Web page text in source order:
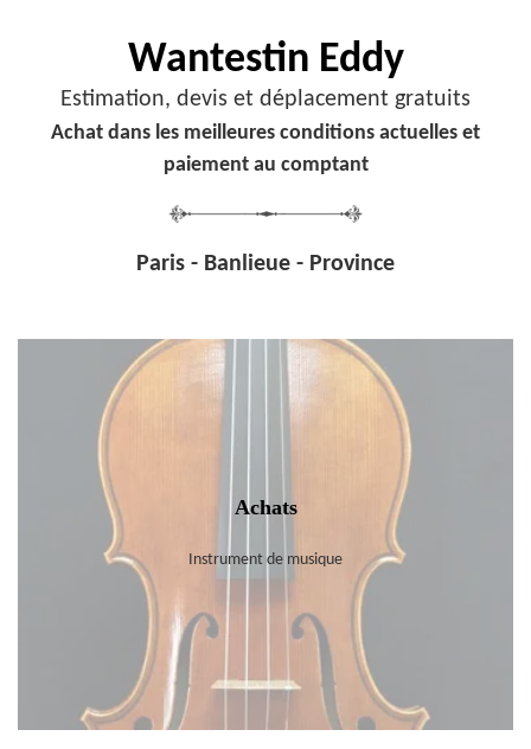
Wantestin Eddy
Estimation, devis et déplacement gratuits
Achat dans les meilleures conditions actuelles et
paiement au comptant
Paris - Banlieue - Province
Achats
Instrument de musique